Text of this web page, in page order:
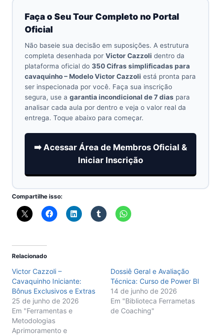
Faça o Seu Tour Completo no Portal
Oficial
Não baseie sua decisão em suposições. A estrutura
completa desenhada por Victor Cazzoli dentro da
plataforma oficial do 350 Cifras simplificadas para
cavaquinho – Modelo Victor Cazzoli está pronta para
ser inspecionada por você. Faça sua inscrição
segura, use a garantia incondicional de 7 dias para
analisar cada aula por dentro e veja o valor real da
entrega. Toque abaixo para começar.
➡️ Acessar Área de Membros Oficial &
Iniciar Inscrição
Compartilhe isso:
Relacionado
Victor Cazzoli –
Cavaquinho Iniciante:
Bônus Exclusivos e Extras
25 de junho de 2026
Em "Ferramentas e
Metodologias
Aprimoramento e
Dossiê Geral e Avaliação
Técnica: Curso de Power BI
14 de junho de 2026
Em "Biblioteca Ferrametas
de Coaching"